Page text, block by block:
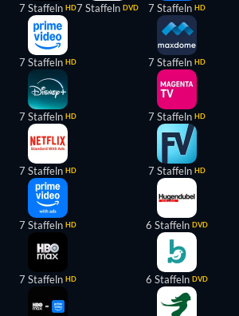
7 Staffeln HD
7 Staffeln HD
7 Staffeln HD
7 Staffeln HD
7 Staffeln HD
7 Staffeln HD
7 Staffeln DVD 7 Staffeln HD
7 Staffeln HD
7 Staffeln HD
7 Staffeln HD
6 Staffeln DVD
6 Staffeln DVD